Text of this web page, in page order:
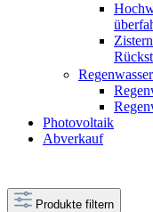
Photovoltaik
Abverkauf
Produkte filtern